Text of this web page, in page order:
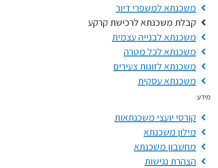
משכנתא למשפרי דיור
קבלת משכנתא לרכישת קרקע
משכנתא לבנייה עצמית
משכנתא לכל מטרה
משכנתא לזוגות צעירים
משכנתא עסקית
מידע
קורסי יועצי משכנתאות
מילון משכנתא
מחשבון משכנתא
הצהרת נגישות